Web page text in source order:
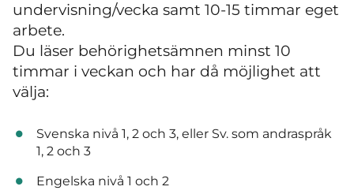
undervisning/vecka samt 10-15 timmar eget
arbete.
Du läser behörighetsämnen minst 10
timmar i veckan och har då möjlighet att
välja:
Svenska nivå 1, 2 och 3, eller Sv. som andraspråk
1, 2 och 3
Engelska nivå 1 och 2